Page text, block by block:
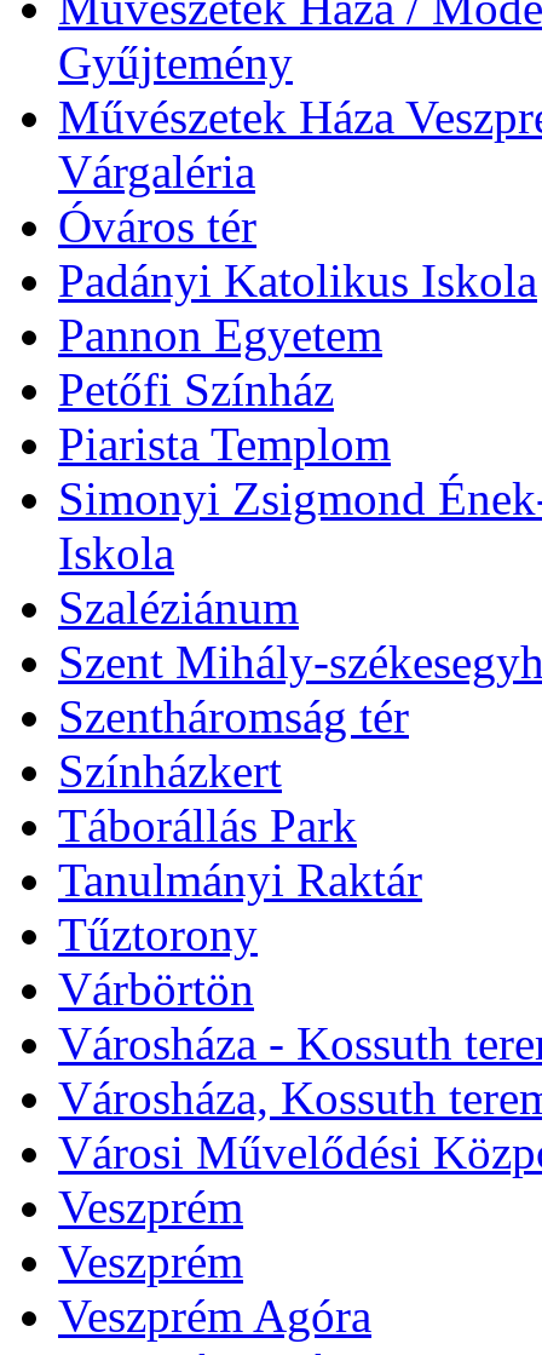
Gyűjtemény
Művészetek Háza
Várgaléria
Óváros tér
Padányi Katolikus Iskola
Pannon Egyetem
Petőfi Színház
Piarista Templom
Simonyi Zsigmond
Iskola
Szaléziánum
Szent Mihály-
Szentháromság tér
Színházkert
Táborállás Park
Tanulmányi Raktár
Tűztorony
Várbörtön
Városháza - Kossuth
Városháza, Kossuth
Városi Művelődési
Veszprém
Veszprém
Veszprém Agóra